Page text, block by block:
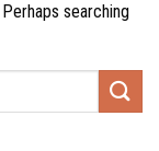
searching